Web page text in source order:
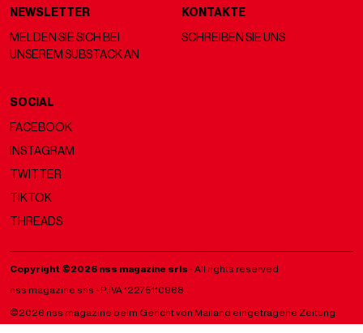
NEWSLETTER
MELDEN SIE SICH BEI
UNSEREM SUBSTACK AN
KONTAKTE
SCHREIBEN SIE UNS
SOCIAL
FACEBOOK
INSTAGRAM
TWITTER
TIKTOK
THREADS
Copyright ©2026 nss magazine srls - All rights reserved
nss magazine srls - P.IVA 12275110968
©2026 nss magazine beim Gericht von Mailand eingetragene Zeitung.
Aut. Nr. 77 vom 13.05.2022